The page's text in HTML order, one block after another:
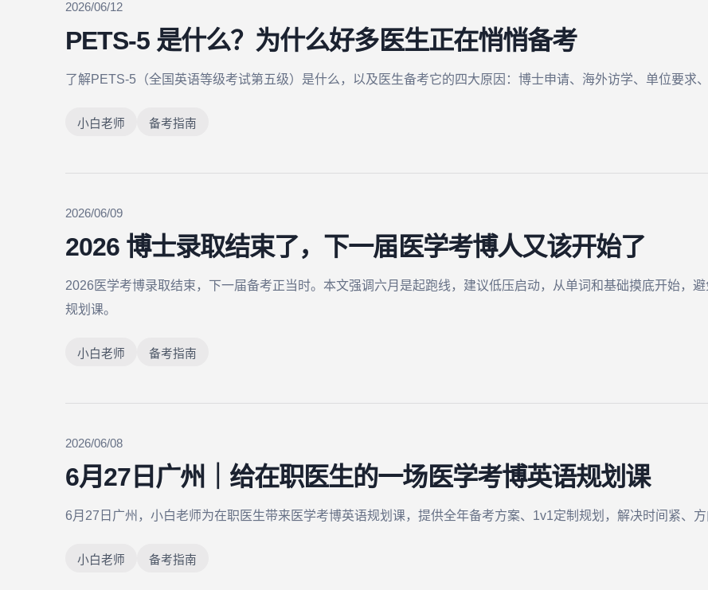
2026/06/12
PETS-5 是什么？为什么好多医生正在悄悄备考
了解PETS-5（全国英语等级考试第五级）是什么，以及医生备考它的四大原因：博士申请、海外访学、单位要求
小白老师 备考指南
2026/06/09
2026 博士录取结束了，下一届医学考博人又该开始了
2026医学考博录取结束，下一届备考正当时。本文强调六月是起跑线，建议低压启动，从单词和基础摸底开始，
规划课。
小白老师 备考指南
2026/06/08
6月27日广州｜给在职医生的一场医学考博英语规划课
6月27日广州，小白老师为在职医生带来医学考博英语规划课，提供全年备考方案、1v1定制规划，解决时间紧、
小白老师 备考指南